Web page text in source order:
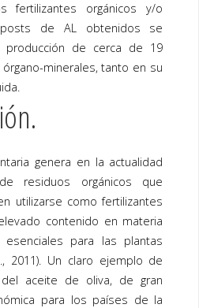
fertilizantes orgánicos y/o
de AL obtenidos se
de cerca de 19
minerales, tanto en su
genera en la actualidad
residuos orgánicos que
utilizarse como fertilizantes
contenido en materia
esenciales para las plantas
2011). Un claro ejemplo de
aceite de oliva, de gran
para los países de la